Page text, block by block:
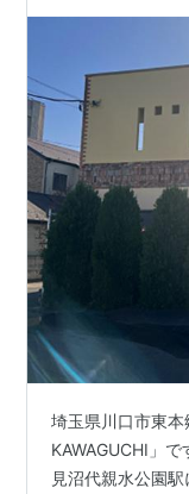
埼玉県川口市東
KAWAGUCHI」
見沼代親水公園